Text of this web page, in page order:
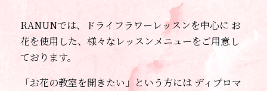
RANUNでは、ドライフラワーレッスンを中心に お
花を使用した、様々なレッスンメニューをご用意し
ております。
「お花の教室を開きたい」という方には ディプロマ